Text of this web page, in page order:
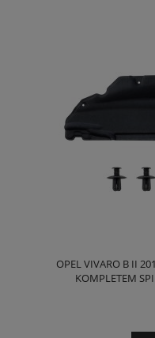
OPEL VIVARO B II
KOMPLETEM